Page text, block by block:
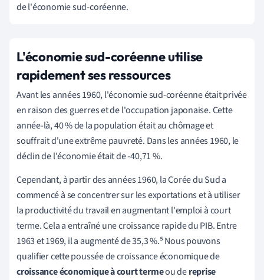
de l'économie sud-coréenne.
L'économie sud-coréenne utilise
rapidement ses ressources
Avant les années 1960, l'économie sud-coréenne était privée
en raison des guerres et de l'occupation japonaise. Cette
année-là, 40 % de la population était au chômage et
souffrait d'une extrême pauvreté. Dans les années 1960, le
déclin de l'économie était de -40,71 %.
Cependant, à partir des années 1960, la Corée du Sud a
commencé à se concentrer sur les exportations et à utiliser
la productivité du travail en augmentant l'emploi à court
terme. Cela a entraîné une croissance rapide du PIB. Entre
1963 et 1969, il a augmenté de 35,3 %.⁵ Nous pouvons
qualifier cette poussée de croissance économique de
croissance économique à court termeou dereprise